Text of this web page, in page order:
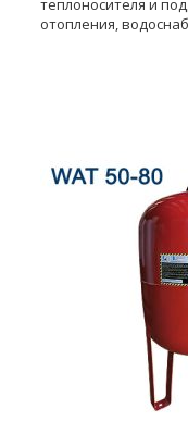
теплоносителя и
отопления,